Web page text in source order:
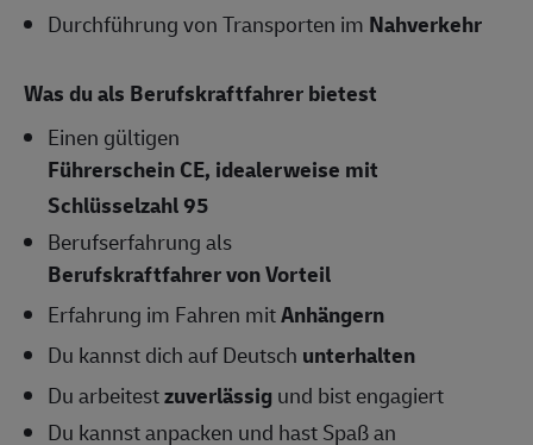
Durchführung von Transporten im Nahverkehr
Was du als Berufskraftfahrer bietest
Einen gültigen
Führerschein CE, idealerweise mit
Schlüsselzahl 95
Berufserfahrung als
Berufskraftfahrer von Vorteil
Erfahrung im Fahren mitAnhängern
Du kannst dich auf Deutsch unterhalten
Du arbeitestzuverlässigund bist engagiert
Du kannst anpacken und hast Spaß an